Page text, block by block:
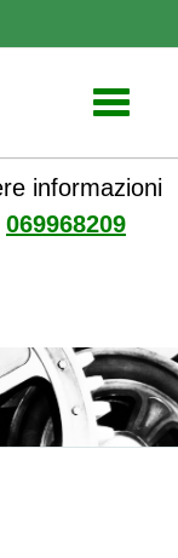
Toggle
informazioni
069968209